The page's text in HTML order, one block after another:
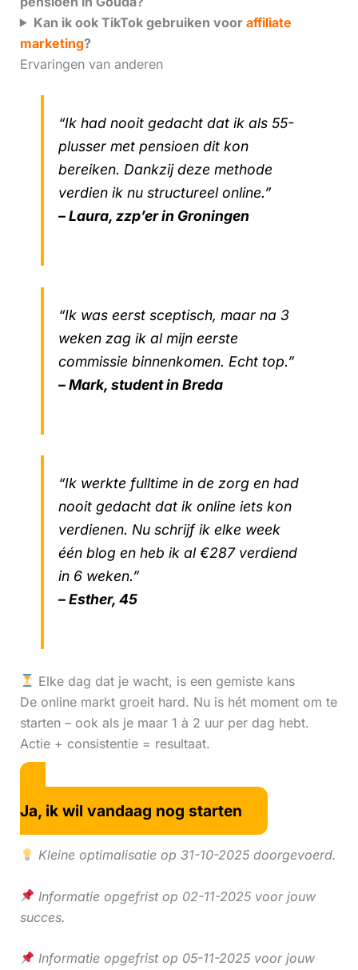
Kan ik ook TikTok gebruiken voor affiliate
marketing?
Ervaringen van anderen
“Ik had nooit gedacht dat ik als 55-
plusser met pensioen dit kon
bereiken. Dankzij deze methode
verdien ik nu structureel online.”
– Laura, zzp’er in Groningen
“Ik was eerst sceptisch, maar na 3
weken zag ik al mijn eerste
commissie binnenkomen. Echt top.”
– Mark, student in Breda
“Ik werkte fulltime in de zorg en had
nooit gedacht dat ik online iets kon
verdienen. Nu schrijf ik elke week
één blog en heb ik al €287 verdiend
in 6 weken.”
– Esther, 45
Elke dag dat je wacht, is een gemiste kans
De online markt groeit hard. Nu is hét moment om te
starten – ook als je maar 1 à 2 uur per dag hebt.
Actie + consistentie = resultaat.
Ja, ik wil vandaag nog starten
Kleine optimalisatie op 31-10-2025 doorgevoerd.
Informatie opgefrist op 02-11-2025 voor jouw
succes.
Informatie opgefrist op 05-11-2025 voor jouw